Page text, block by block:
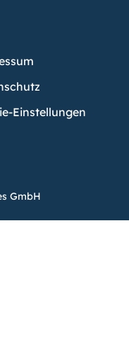
Einstellungen
GmbH